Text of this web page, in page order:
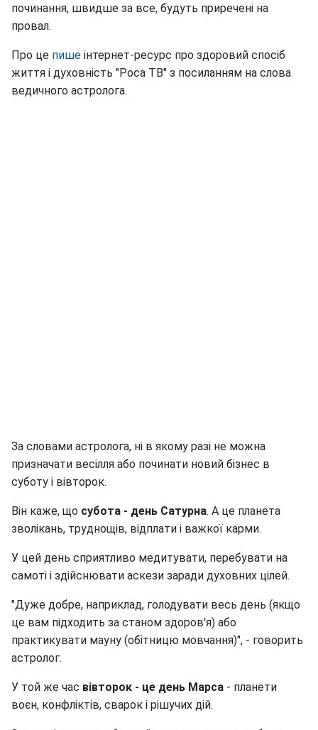
починання, швидше за все, будуть приречені на
провал.
Про це пише інтернет-ресурс про здоровий спосіб
життя і духовність "Роса ТВ" з посиланням на слова
ведичного астролога.
За словами астролога, ні в якому разі не можна
призначати весілля або починати новий бізнес в
суботу і вівторок.
Він каже, що субота - день Сатурна. А це планета
зволікань, труднощів, відплати і важкої карми.
У цей день сприятливо медитувати, перебувати на
самоті і здійснювати аскези заради духовних цілей.
"Дуже добре, наприклад, голодувати весь день (якщо
це вам підходить за станом здоров'я) або
практикувати мауну (обітницю мовчання)", - говорить
астролог.
У той же час вівторок - це день Марса - планети
воєн, конфліктів, сварок і рішучих дій.